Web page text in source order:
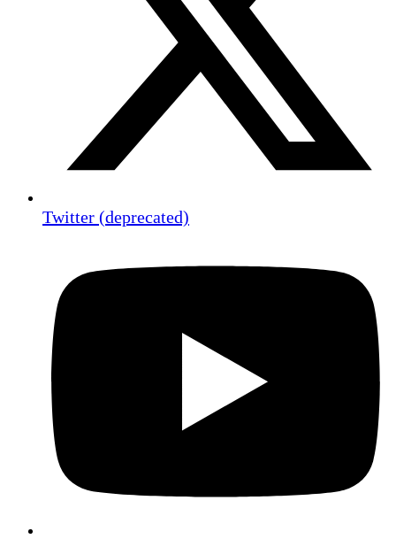
Twitter (deprecated)